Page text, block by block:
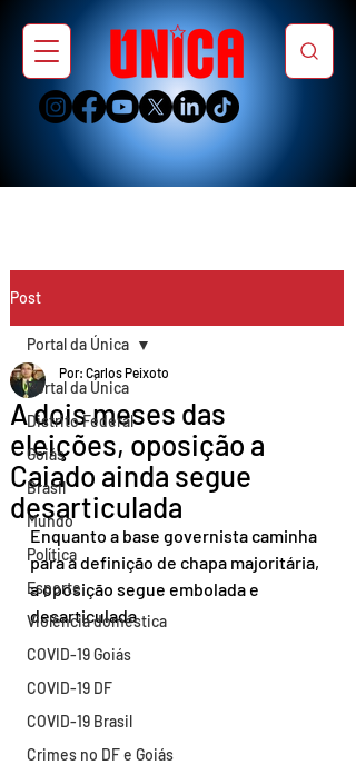
Post
Portal da Única
Distrito Federal
Goiás
Brasil
Mundo
Política
Esporte
Violência doméstica
COVID-19 Goiás
COVID-19 DF
COVID-19 Brasil
Crimes no DF e Goiás
Portal da Única
A dois meses das
eleições, oposição a
Caiado ainda segue
desarticulada
Por: Carlos Peixoto
Enquanto a base governista caminha
para a definição de chapa majoritária,
a oposição segue embolada e
desarticulada